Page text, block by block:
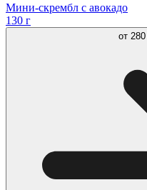
Мини-скрембл с авокадо
130 г
от